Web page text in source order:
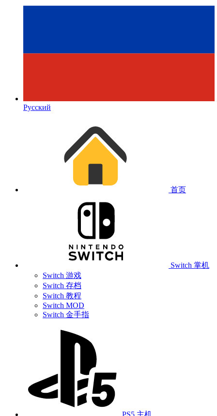
Русский
首页
Switch 掌机
Switch 游戏
Switch 存档
Switch 教程
Switch MOD
Switch 金手指